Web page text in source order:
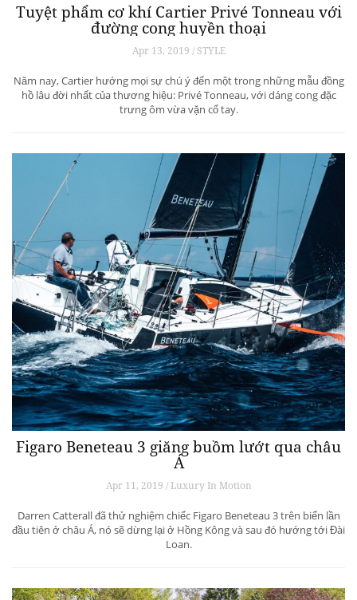
Tuyệt phẩm cơ khí Cartier Privé Tonneau với
đường cong huyền thoại
Apr 13, 2019 / STYLE
Năm nay, Cartier hướng mọi sự chú ý đến một trong những mẫu đồng
hồ lâu đời nhất của thương hiệu: Privé Tonneau, với dáng cong đặc
trưng ôm vừa vặn cổ tay.
Figaro Beneteau 3 giăng buồm lướt qua châu
Á
Apr 11, 2019 / Luxury In Motion
Darren Catterall đã thử nghiệm chiếc Figaro Beneteau 3 trên biển lần
đầu tiên ở châu Á, nó sẽ dừng lại ở Hồng Kông và sau đó hướng tới Đài
Loan.